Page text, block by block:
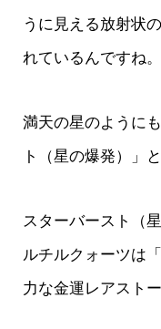
うに見える放射状
れているんですね。
満天の星のように
ト（星の爆発）」
スターバースト（
ルチルクォーツは
力な金運レアストー